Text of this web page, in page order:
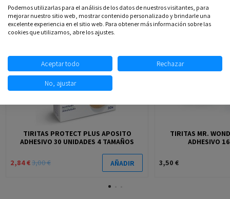
-5,33%
TIRITAS PROTECT PLUS APOSITO
ADHESIVO 30 UNIDADES 4 TAMAÑOS
2,84 €3,00 € AÑADIR
TIRITAS MR.
ADHESIVO
3,50 €
Podemos utilizarlas para el análisis de los datos de nuestros visitantes, para
mejorar nuestro sitio web, mostrar contenido personalizado y brindarle una
excelente experiencia en el sitio web. Para obtener más información sobre las
cookies que utilizamos, abre los ajustes.
Aceptar todo Rechazar
No, ajustar